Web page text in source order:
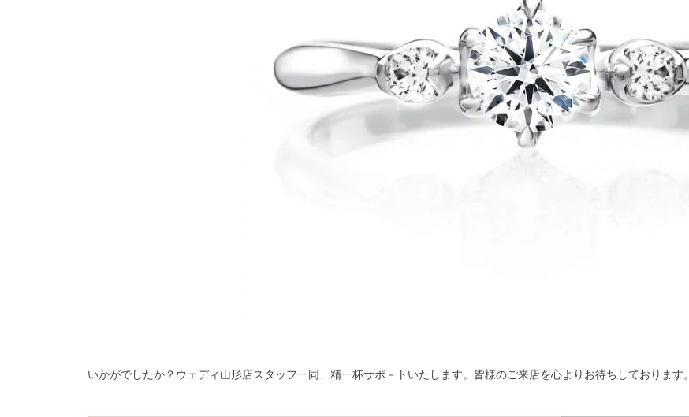
いかがでしたか？ウェディ山形店スタッフ一同、精一杯サポ－トいたします。皆様のご来店を心よりお待ちしております。